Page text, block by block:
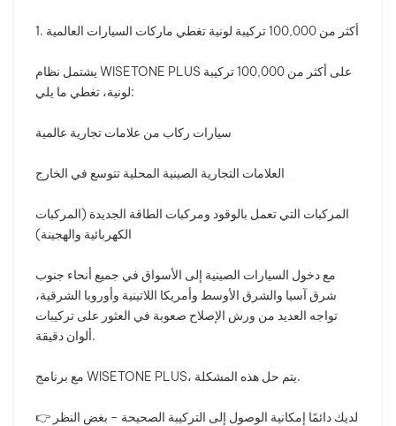
1. أكثر من 100,000 تركيبة لونية تغطي ماركات السيارات العالمية
يشتمل نظام WISETONE PLUS على أكثر من 100,000 تركيبة
لونية، تغطي ما يلي:
سيارات ركاب من علامات تجارية عالمية
العلامات التجارية الصينية المحلية تتوسع في الخارج
المركبات التي تعمل بالوقود ومركبات الطاقة الجديدة (المركبات
الكهربائية والهجينة)
مع دخول السيارات الصينية إلى الأسواق في جميع أنحاء جنوب
شرق آسيا والشرق الأوسط وأمريكا اللاتينية وأوروبا الشرقية،
تواجه العديد من ورش الإصلاح صعوبة في العثور على تركيبات
ألوان دقيقة.
مع برنامج WISETONE PLUS، يتم حل هذه المشكلة.
👉 لديك دائمًا إمكانية الوصول إلى التركيبة الصحيحة - بغض النظر